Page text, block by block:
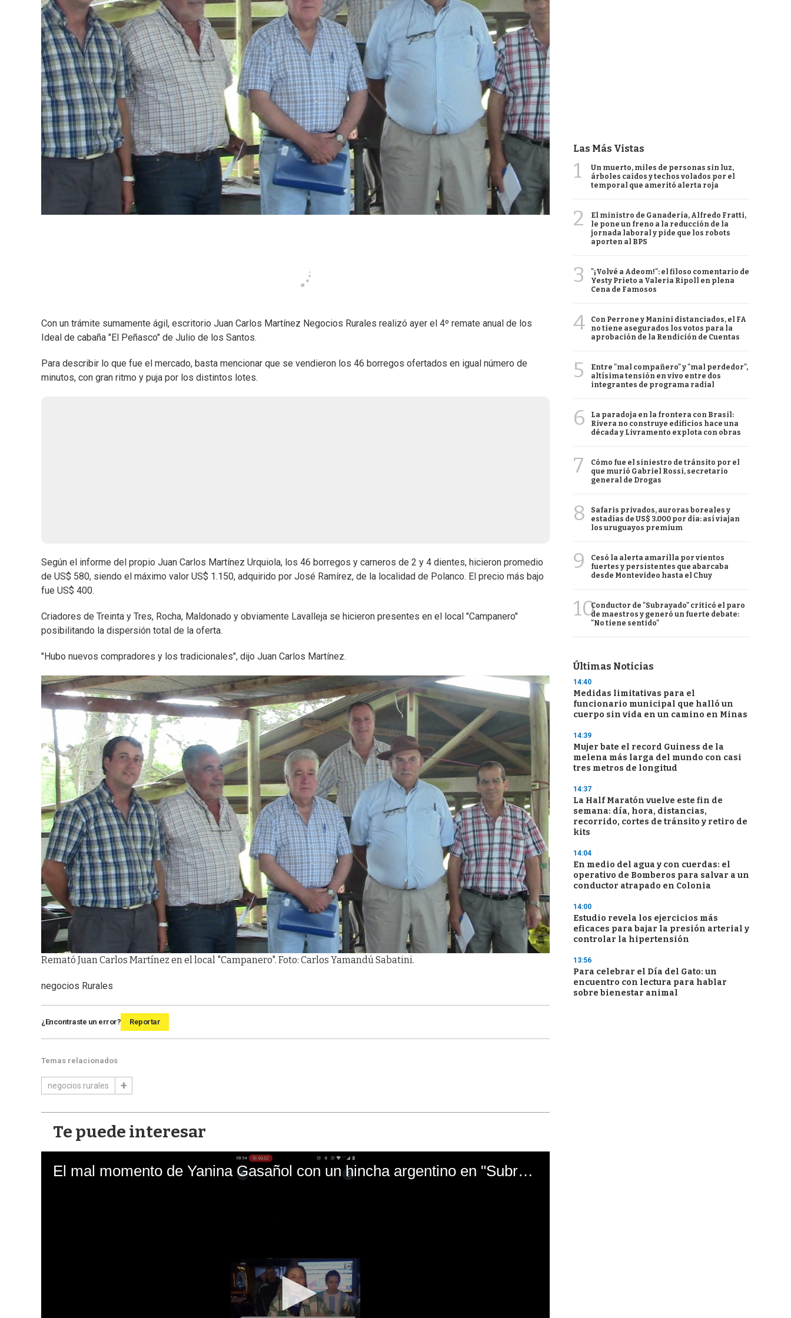
Con un trámite sumamente ágil, escritorio Juan Carlos Martínez Negocios Rurales realizó ayer el 4º remate anual de los
Ideal de cabaña "El Peñasco" de Julio de los Santos.
Para describir lo que fue el mercado, basta mencionar que se vendieron los 46 borregos ofertados en igual número de
minutos, con gran ritmo y puja por los distintos lotes.
Según el informe del propio Juan Carlos Martínez Urquiola, los 46 borregos y carneros de 2 y 4 dientes, hicieron promedio
de US$ 580, siendo el máximo valor US$ 1.150, adquirido por José Ramírez, de la localidad de Polanco. El precio más bajo
fue US$ 400.
Criadores de Treinta y Tres, Rocha, Maldonado y obviamente Lavalleja se hicieron presentes en el local "Campanero"
posibilitando la dispersión total de la oferta.
"Hubo nuevos compradores y los tradicionales", dijo Juan Carlos Martínez.
Remató Juan Carlos Martínez en el local "Campanero". Foto: Carlos Yamandú Sabatini.
negocios Rurales
¿Encontraste un error? Reportar
Temas relacionados
negocios rurales
Te puede interesar
El mal momento de Yanina Gasañol con un hincha argentino en "Subrayado"
Las Más Vistas
1
Un muerto, miles de personas sin luz,
árboles caídos y techos volados por el
temporal que ameritó alerta roja
2
El ministro de Ganadería, Alfredo Fratti,
le pone un freno a la reducción de la
jornada laboral y pide que los robots
aporten al BPS
3
"¡Volvé a Adeom!": el filoso comentario de
Yesty Prieto a Valeria Ripoll en plena
Cena de Famosos
4
Con Perrone y Manini distanciados, el FA
no tiene asegurados los votos para la
aprobación de la Rendición de Cuentas
5
Entre "mal compañero" y "mal perdedor",
altísima tensión en vivo entre dos
integrantes de programa radial
6
La paradoja en la frontera con Brasil:
Rivera no construye edificios hace una
década y Livramento explota con obras
7
Cómo fue el siniestro de tránsito por el
que murió Gabriel Rossi, secretario
general de Drogas
8
Safaris privados, auroras boreales y
estadías de US$ 3.000 por día: así viajan
los uruguayos premium
9
Cesó la alerta amarilla por vientos
fuertes y persistentes que abarcaba
desde Montevideo hasta el Chuy
10Conductor de "Subrayado" criticó el paro
de maestros y generó un fuerte debate:
"No tiene sentido"
Últimas Noticias
14:40
Medidas limitativas para el
funcionario municipal que halló un
cuerpo sin vida en un camino en Minas
14:39
Mujer bate el record Guiness de la
melena más larga del mundo con casi
tres metros de longitud
14:37
La Half Maratón vuelve este fin de
semana: día, hora, distancias,
recorrido, cortes de tránsito y retiro de
kits
14:04
En medio del agua y con cuerdas: el
operativo de Bomberos para salvar a un
conductor atrapado en Colonia
14:00
Estudio revela los ejercicios más
eficaces para bajar la presión arterial y
controlar la hipertensión
13:56
Para celebrar el Día del Gato: un
encuentro con lectura para hablar
sobre bienestar animal